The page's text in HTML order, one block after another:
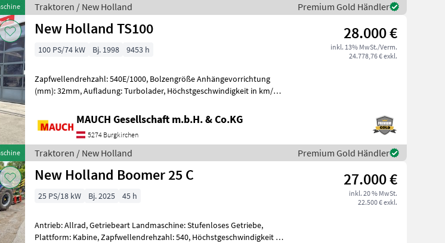
Traktoren / New Holland Premium Gold Händler
New Holland TS100 28.000 €
inkl. 13% MwSt./Verm.
24.778,76 € exkl.
100 PS/74 kW Bj. 1998 9453 h
Zapfwellendrehzahl: 540E/1000, Bolzengröße Anhängevorrichtung
(mm): 32mm, Aufladung: Turbolader, Höchstgeschwindigkeit in km/h:
MAUCH Gesellschaft m.b.H. & Co.KG
5274 Burgkirchen
Traktoren / New Holland Premium Gold Händler
New Holland Boomer 25 C 27.000 €
inkl. 20 % MwSt.
22.500 € exkl.
25 PS/18 kW Bj. 2025 45 h
Antrieb: Allrad, Getriebeart Landmaschine: Stufenloses Getriebe,
Plattform: Kabine, Zapfwellendrehzahl: 540, Höchstgeschwindigkeit in